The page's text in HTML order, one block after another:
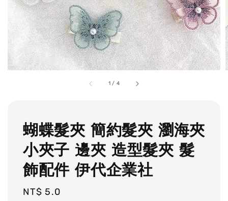
1 / 4
蝴蝶髮夾 簡約髮夾 瀏海夾
小夾子 邊夾 造型髮夾 髮
飾配件 伊代企業社
Regular
NT$ 5.0